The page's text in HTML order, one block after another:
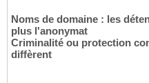
Noms de domaine : les
plus l'anonymat
Criminalité ou protection
diffèrent